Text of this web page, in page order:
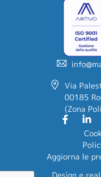
Via
00185
(Zona
Aggiorna le